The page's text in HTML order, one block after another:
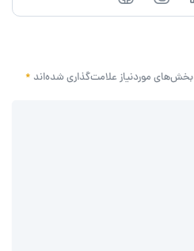
بخش‌های موردنیاز علامت‌گذاری شده‌اند *